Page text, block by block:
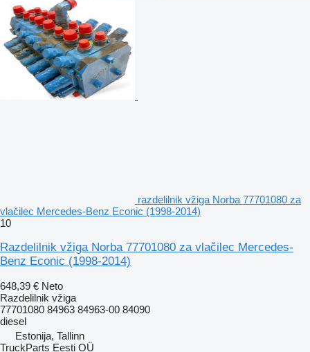
razdelilnik vžiga Norba 77701080 za
vlačilec Mercedes-Benz Econic (1998-2014)
10
Razdelilnik vžiga Norba 77701080 za vlačilec Mercedes-
Benz Econic (1998-2014)
648,39 € Neto
Razdelilnik vžiga
77701080 84963 84963-00 84090
diesel
Estonija, Tallinn
TruckParts Eesti OÜ